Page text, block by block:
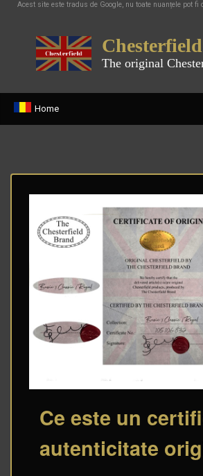
Acest site este tradus de Google, nu toate nuanțele pot fi
The original
Home
Ce este un
autenticitate